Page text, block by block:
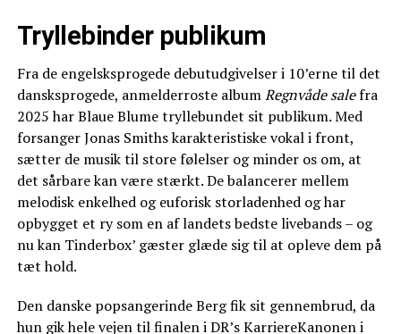
Tryllebinder publikum
Fra de engelsksprogede debutudgivelser i 10’erne til det
dansksprogede, anmelderroste albumRegnvåde salefra
2025 har Blaue Blume tryllebundet sit publikum. Med
forsanger Jonas Smiths karakteristiske vokal i front,
sætter de musik til store følelser og minder os om, at
det sårbare kan være stærkt. De balancerer mellem
melodisk enkelhed og euforisk storladenhed og har
opbygget et ry som en af landets bedste livebands – og
nu kan Tinderbox’ gæster glæde sig til at opleve dem på
tæt hold.
Den danske popsangerinde Berg fik sit gennembrud, da
hun gik hele vejen til finalen i DR’s KarriereKanonen i